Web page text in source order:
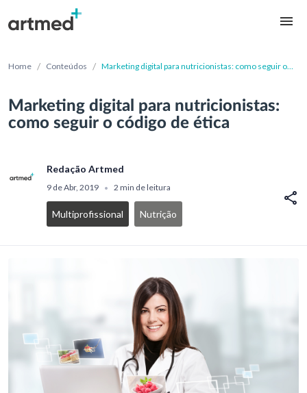
Home / Conteúdos / Marketing digital para nutricionistas: como seguir o
Marketing digital para nutricionistas:
como seguir o código de ética
Redação Artmed
9 de Abr, 2019 • 2 min de leitura
Multiprofissional Nutrição